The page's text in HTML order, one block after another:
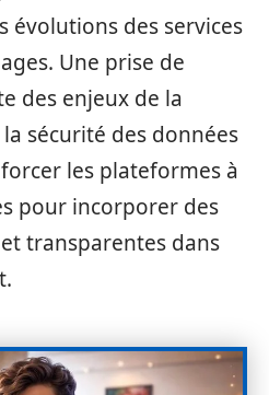
évolutions des services
Une prise de
des enjeux de la
sécurité des données
les plateformes à
pour incorporer des
transparentes dans